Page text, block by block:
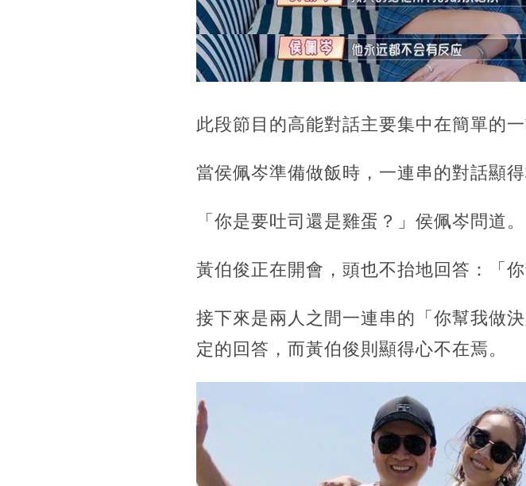
此段節目的高能對話主要集中在簡單的一
當侯佩岑準備做飯時，一連串的對話顯
「你是要吐司還是雞蛋？」侯佩岑問道。
黃伯俊正在開會，頭也不抬地回答：「你
接下來是兩人之間一連串的「你幫我做
定的回答，而黃伯俊則顯得心不在焉。